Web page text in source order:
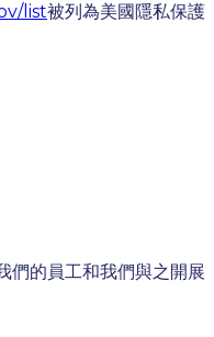
list被列為美國隱私保護
們的員工和我們與之開展